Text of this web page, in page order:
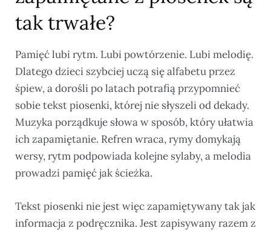
tak trwałe?
Pamięć lubi rytm. Lubi powtórzenie. Lubi melodię.
Dlatego dzieci szybciej uczą się alfabetu przez
śpiew, a dorośli po latach potrafią przypomnieć
sobie tekst piosenki, której nie słyszeli od dekady.
Muzyka porządkuje słowa w sposób, który ułatwia
ich zapamiętanie. Refren wraca, rymy domykają
wersy, rytm podpowiada kolejne sylaby, a melodia
prowadzi pamięć jak ścieżka.
Tekst piosenki nie jest więc zapamiętywany tak jak
informacja z podręcznika. Jest zapisywany razem z